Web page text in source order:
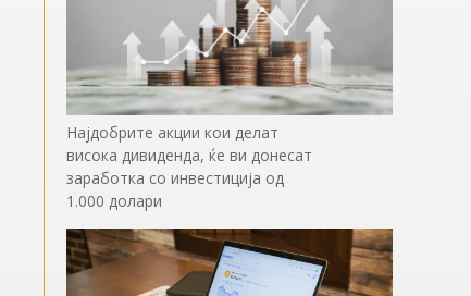
Најдобрите акции кои делат
висока дивиденда, ќе ви донесат
заработка со инвестиција од
1.000 долари